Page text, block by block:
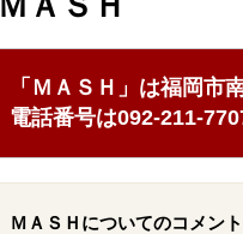
「ＭＡＳＨ」は福岡市
電話番号は092-211-
ＭＡＳＨについてのコメン